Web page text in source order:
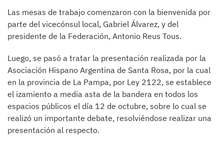
Las mesas de trabajo comenzaron con la bienvenida por
parte del vicecónsul local, Gabriel Álvarez, y del
presidente de la Federación, Antonio Reus Tous.
Luego, se pasó a tratar la presentación realizada por la
Asociación Hispano Argentina de Santa Rosa, por la cual
en la provincia de La Pampa, por Ley 2122, se establece
el izamiento a media asta de la bandera en todos los
espacios públicos el día 12 de octubre, sobre lo cual se
realizó un importante debate, resolviéndose realizar una
presentación al respecto.